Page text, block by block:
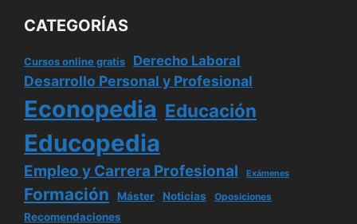
CATEGORÍAS
Cursos online gratis Derecho Laboral
Desarrollo Personal y Profesional
Econopedia Educación
Educopedia
Empleo y Carrera Profesional Exámenes
Formación Máster Noticias Oposiciones
Recomendaciones